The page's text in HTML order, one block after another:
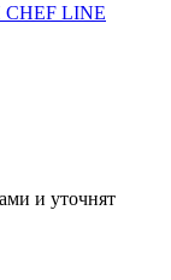
CHEF LINE
и уточнят